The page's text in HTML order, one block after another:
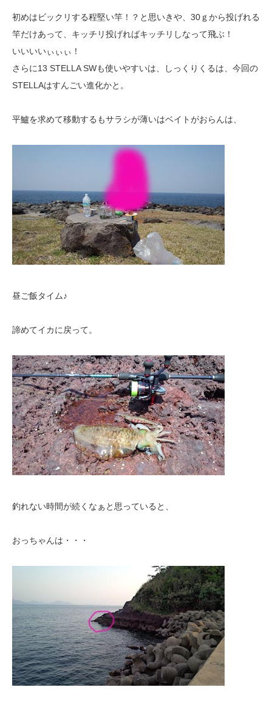
初めはビックリする程堅い竿！？と思いきや、30ｇから投げれる
竿だけあって、キッチリ投げればキッチリしなって飛ぶ！
いいいいぃぃぃ！
さらに13 STELLA SWも使いやすいは、しっくりくるは、今回の
STELLAはすんごい進化かと。
平鱸を求めて移動するもサラシが薄いはベイトがおらんは、
昼ご飯タイム♪
諦めてイカに戻って。
釣れない時間が続くなぁと思っていると、
おっちゃんは・・・